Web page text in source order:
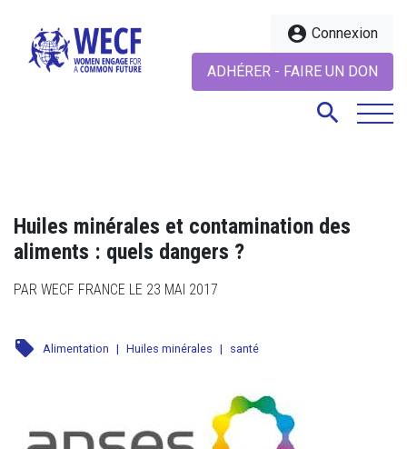
account_circle Connexion
ADHÉRER - FAIRE UN DON
search
Huiles minérales et contamination des
aliments : quels dangers ?
PAR WECF FRANCE LE 23 MAI 2017
local_offer Alimentation | Huiles minérales | santé